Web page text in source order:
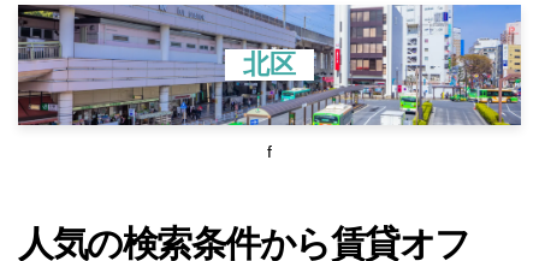
北区
f
人気の検索条件から賃貸オフ